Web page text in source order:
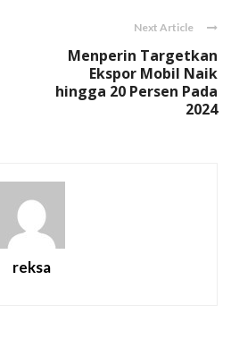
Next Article
Menperin Targetkan
Ekspor Mobil Naik
hingga 20 Persen Pada
2024
reksa